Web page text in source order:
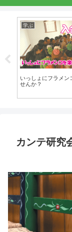
学ぶ
いっしょにフラメン
せんか？
カンテ研究